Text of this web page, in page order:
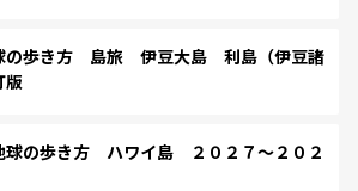
の歩き方 島旅 伊豆大島 利島（伊豆諸
版
の歩き方 ハワイ島 ２０２７～２０２